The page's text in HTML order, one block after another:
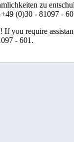
zu
(0)30 - 81097 -
you require
- 601.